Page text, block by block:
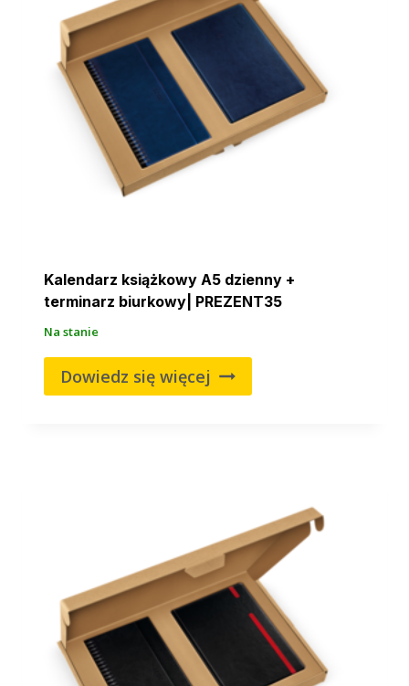
Kalendarz książkowy A5 dzienny +
terminarz biurkowy| PREZENT35
Na stanie
Dowiedz się więcej